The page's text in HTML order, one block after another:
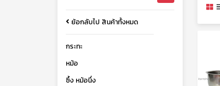
ย้อกลับไป สินค้าทั้งหมด
กระทะ
หม้อ
ซึ้ง หม้อนึ่ง